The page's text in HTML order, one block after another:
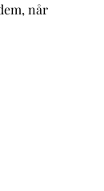
når